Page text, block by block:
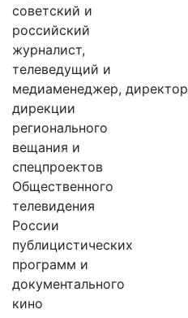
советский и
российский
журналист,
телеведущий и
медиаменеджер, директор
дирекции
регионального
вещания и
спецпроектов
Общественного
телевидения
России
публицистических
программ и
документального
кино